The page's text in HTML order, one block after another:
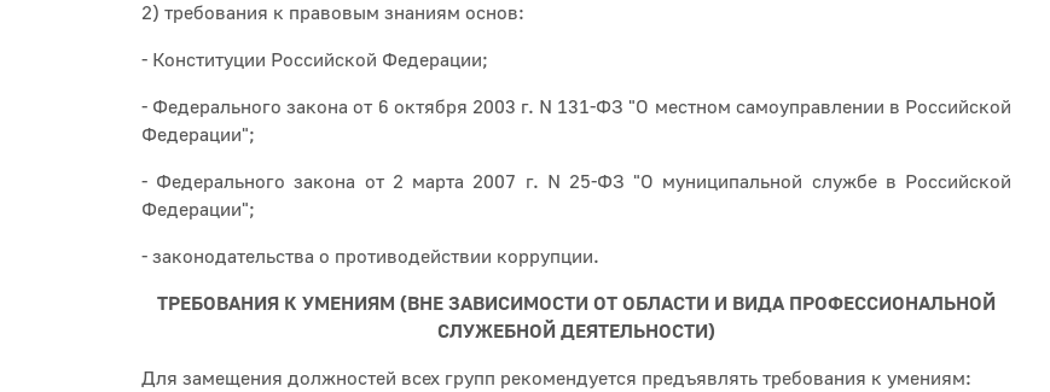
2) требования к правовым знаниям основ:
- Конституции Российской Федерации;
- Федерального закона от 6 октября 2003 г. N 131-ФЗ "О местном самоуправлении в Российской
Федерации";
- Федерального закона от 2 марта 2007 г. N 25-ФЗ "О муниципальной службе в Российской
Федерации";
- законодательства о противодействии коррупции.
ТРЕБОВАНИЯ К УМЕНИЯМ (ВНЕ ЗАВИСИМОСТИ ОТ ОБЛАСТИ И ВИДА ПРОФЕССИОНАЛЬНОЙ
СЛУЖЕБНОЙ ДЕЯТЕЛЬНОСТИ)
Для замещения должностей всех групп рекомендуется предъявлять требования к умениям: